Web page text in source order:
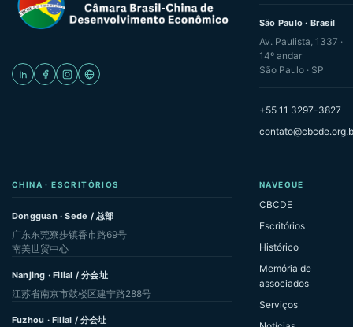
São Paulo · Brasil
Av. Paulista, 1337 ·
14º andar
São Paulo · SP
+55 11 3297-3827
CHINA · ESCRITÓRIOS
Dongguan · Sede / 总部
广东东莞寮步镇香市路69号
南美世贸中心
Nanjing · Filial / 分会址
江苏省南京市鼓楼区建宁路288号
Fuzhou · Filial / 分会址
NAVEGUE
CBCDE
Escritórios
Histórico
Memória de
associados
Serviços